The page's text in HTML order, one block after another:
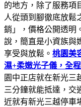
的地方，除了服務項
人從頭到腳徹底放鬆
銷」，價格公開透明
說，簡直是小資族與
享受與放鬆。 桃園美
濕+柔嫩光子儀，全
園中正店就在新光三
三分鐘就能抵達，交
近就有新光三越停車